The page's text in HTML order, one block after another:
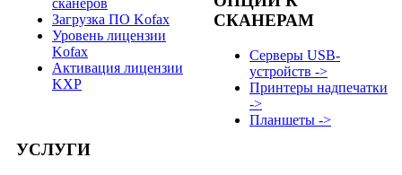
Загрузка ПО Kofax
Уровень лицензии
Kofax
Активация лицензии
KXP
УСЛУГИ
СКАНЕРАМ
Серверы USB-
устройств ->
Принтеры надпечатки
->
Планшеты ->